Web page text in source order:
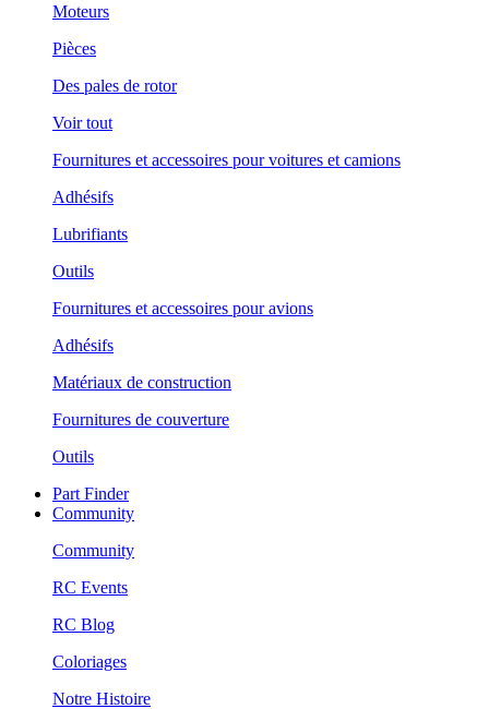
Moteurs
Pièces
Des pales de rotor
Voir tout
Fournitures et accessoires pour voitures et camions
Adhésifs
Lubrifiants
Outils
Fournitures et accessoires pour avions
Adhésifs
Matériaux de construction
Fournitures de couverture
Outils
Part Finder
Community
Community
RC Events
RC Blog
Coloriages
Notre Histoire